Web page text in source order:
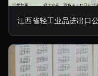
江西省轻工业品进出口